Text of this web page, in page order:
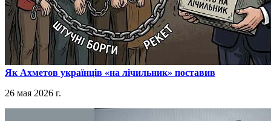
​Як Ахметов українців «на лічильник» поставив
26 мая 2026 г.